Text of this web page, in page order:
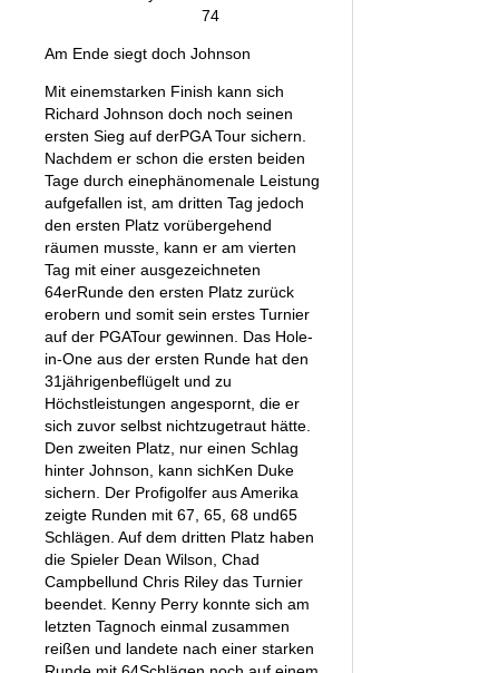
74
Am Ende siegt doch Johnson
Mit einemstarken Finish kann sich
Richard Johnson doch noch seinen
ersten Sieg auf derPGA Tour sichern.
Nachdem er schon die ersten beiden
Tage durch einephänomenale Leistung
aufgefallen ist, am dritten Tag jedoch
den ersten Platz vorübergehend
räumen musste, kann er am vierten
Tag mit einer ausgezeichneten
64erRunde den ersten Platz zurück
erobern und somit sein erstes Turnier
auf der PGATour gewinnen. Das Hole-
in-One aus der ersten Runde hat den
31jährigenbeflügelt und zu
Höchstleistungen angespornt, die er
sich zuvor selbst nichtzugetraut hätte.
Den zweiten Platz, nur einen Schlag
hinter Johnson, kann sichKen Duke
sichern. Der Profigolfer aus Amerika
zeigte Runden mit 67, 65, 68 und65
Schlägen. Auf dem dritten Platz haben
die Spieler Dean Wilson, Chad
Campbellund Chris Riley das Turnier
beendet. Kenny Perry konnte sich am
letzten Tagnoch einmal zusammen
reißen und landete nach einer starken